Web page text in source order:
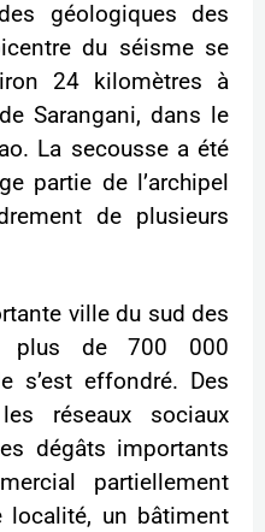
géologiques des
du séisme se
24 kilomètres à
Sarangani, dans le
La secousse a été
partie de l’archipel
de plusieurs
ville du sud des
plus de 700 000
s’est effondré. Des
réseaux sociaux
dégâts importants
partiellement
localité, un bâtiment